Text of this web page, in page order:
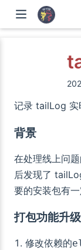
记录 tailLog 实
背景
在处理线上问
后发现了
要的安装包有
打包功能升
修改依赖的